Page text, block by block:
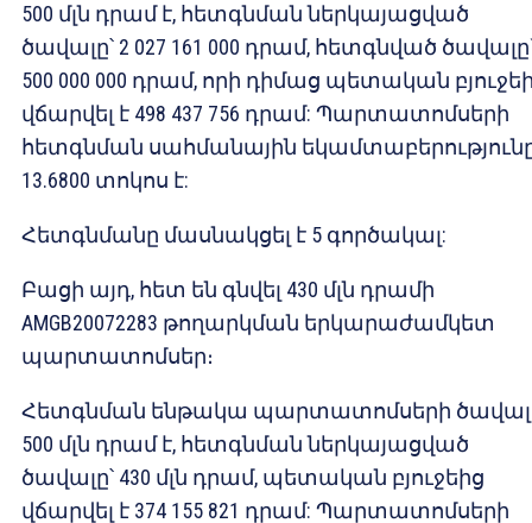
500 մլն դրամ է, հետգնման ներկայացված
ծավալը՝ 2 027 161 000 դրամ, հետգնված
500 000 000 դրամ, որի դիմաց պետական
վճարվել է 498 437 756 դրամ: Պարտատոմսերի
հետգնման սահմանային
13.6800 տոկոս է:
Հետգնմանը մասնակցել է 5 գործակալ:
Բացի այդ, հետ են գնվել 430 մլն դրամի
AMGB20072283 թողարկման երկարաժամկետ
պարտատոմսեր։
Հետգնման ենթակա պարտատոմսերի
500 մլն դրամ է, հետգնման ներկայացված
ծավալը՝ 430 մլն դրամ, պետական բյուջեից
վճարվել է 374 155 821 դրամ: Պարտատոմսերի